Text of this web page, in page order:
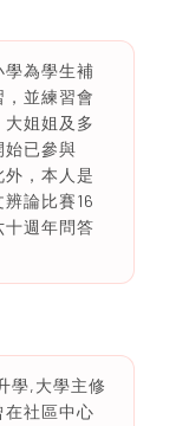
為學生補
並練習會
姐姐及多
始已參與
，本人是
論比賽16
週年問答
學,大學主修
社區中心